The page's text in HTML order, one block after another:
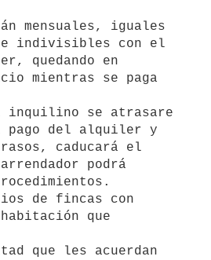
e indivisibles con el
quedando en
mientras se paga
inquilino se atrasare
pago del alquiler y
caducará el
podrá
que
que les acuerdan